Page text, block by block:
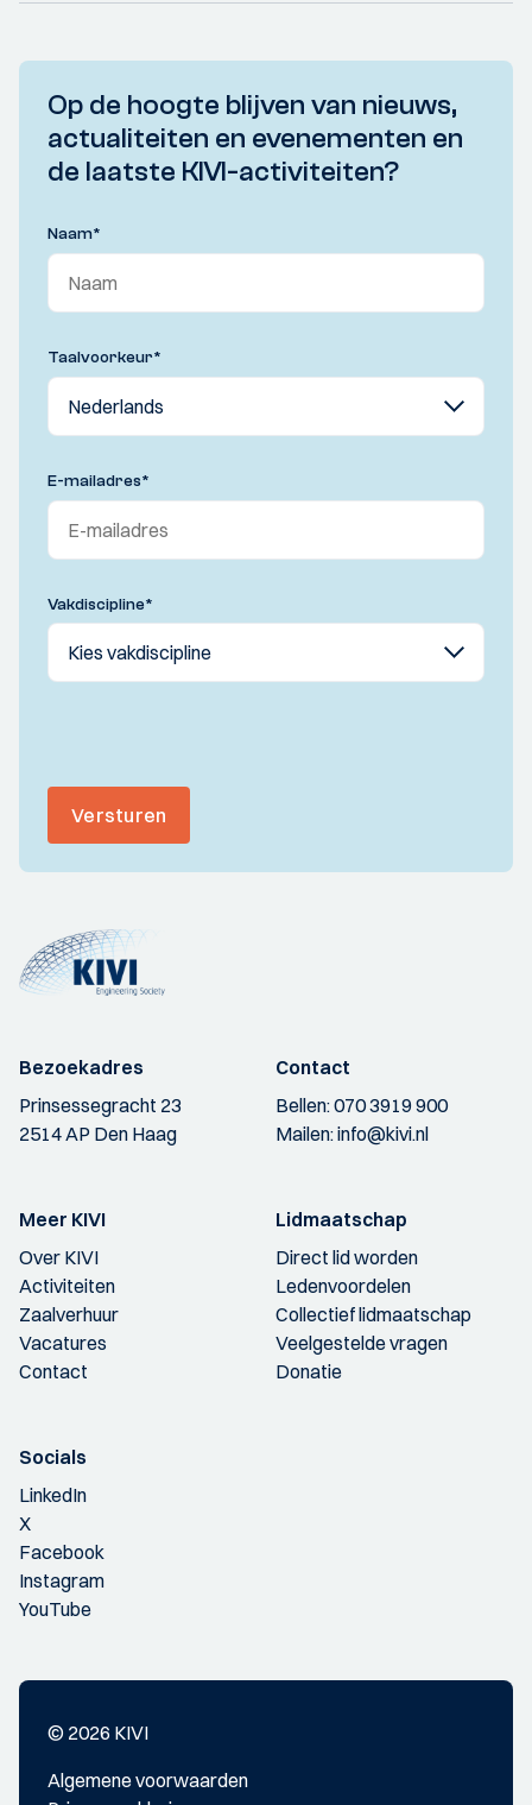
Op de hoogte blijven van nieuws,
actualiteiten en evenementen en
de laatste KIVI-activiteiten?
Naam*
Taalvoorkeur*
E-mailadres*
Vakdiscipline*
Versturen
Bezoekadres
Prinsessegracht 23
2514 AP Den Haag
Contact
Bellen:070 3919 900
Mailen:info@kivi.nl
Meer KIVI
Over KIVI
Activiteiten
Zaalverhuur
Vacatures
Contact
Lidmaatschap
Direct lid worden
Ledenvoordelen
Collectief lidmaatschap
Veelgestelde vragen
Donatie
Socials
LinkedIn
X
Facebook
Instagram
YouTube
© 2026 KIVI
Algemene voorwaarden